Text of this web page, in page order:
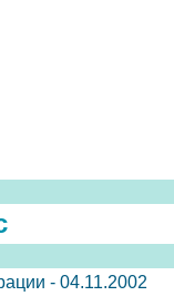
- 04.11.2002